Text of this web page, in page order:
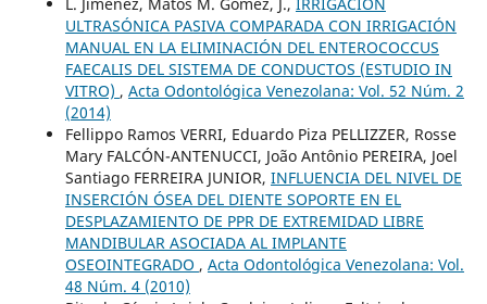
ULTRASÓNICA PASIVA COMPARADA CON IRRIGACIÓN
MANUAL EN LA ELIMINACIÓN DEL ENTEROCOCCUS
FAECALIS DEL SISTEMA DE CONDUCTOS (ESTUDIO IN
VITRO) , Acta Odontológica Venezolana: Vol. 52 Núm. 2
(2014)
Fellippo Ramos VERRI, Eduardo Piza PELLIZZER, Rosse
Mary FALCÓN-ANTENUCCI, João Antônio PEREIRA, Joel
Santiago FERREIRA JUNIOR, INFLUENCIA DEL NIVEL DE
INSERCIÓN ÓSEA DEL DIENTE SOPORTE EN EL
DESPLAZAMIENTO DE PPR DE EXTREMIDAD LIBRE
MANDIBULAR ASOCIADA AL IMPLANTE
OSEOINTEGRADO , Acta Odontológica Venezolana: Vol.
48 Núm. 4 (2010)